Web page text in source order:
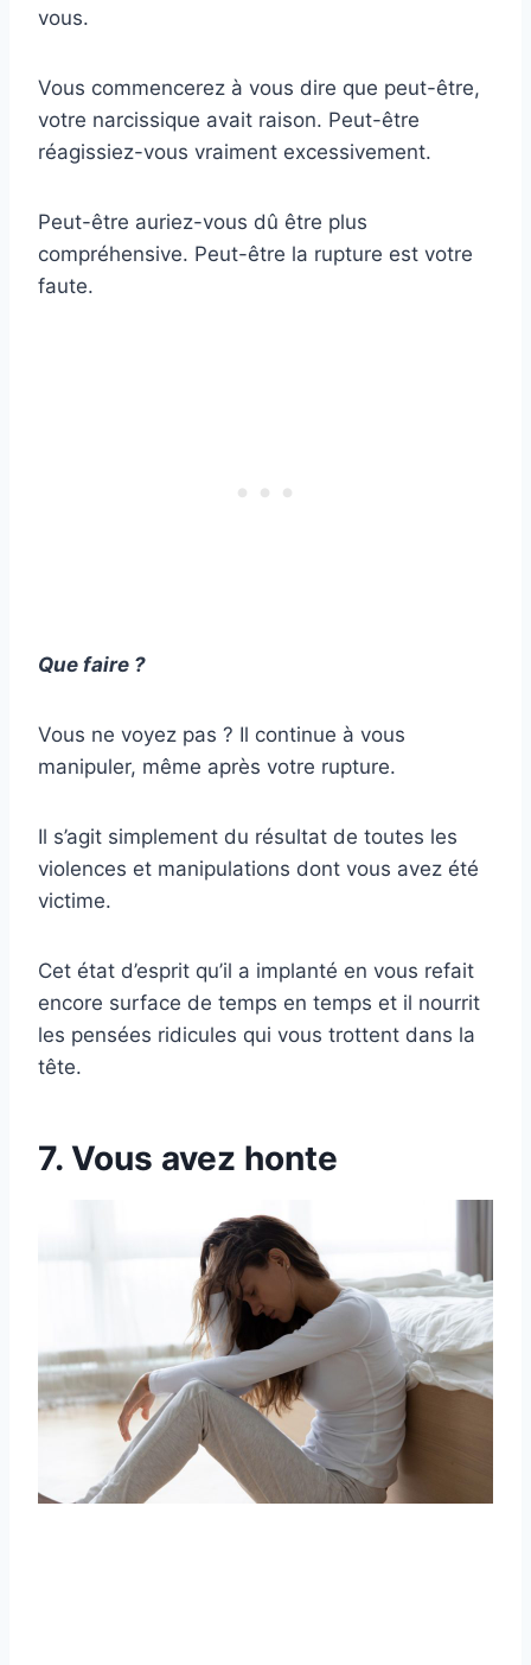
vous.
Vous commencerez à vous dire que peut-être,
votre narcissique avait raison. Peut-être
réagissiez-vous vraiment excessivement.
Peut-être auriez-vous dû être plus
compréhensive. Peut-être la rupture est votre
faute.
Que faire ?
Vous ne voyez pas ? Il continue à vous
manipuler, même après votre rupture.
Il s’agit simplement du résultat de toutes les
violences et manipulations dont vous avez été
victime.
Cet état d’esprit qu’il a implanté en vous refait
encore surface de temps en temps et il nourrit
les pensées ridicules qui vous trottent dans la
tête.
7. Vous avez honte